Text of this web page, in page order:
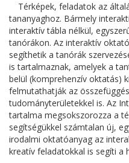
Térképek, feladatok az
tananyaghoz. Bármely
interaktív tábla nélkül,
tanórákon. Az interaktív
segíthetik a tanórák
is tartalmaznak, amelyek a
belül (komprehenzív oktatás)
felmutathatják az
tudományterületekkel is. Az
tartalma megsokszorozza a
segítségükkel számtalan új,
irodalmi oktatóanyag az
kreatív feladatokkal is segíti a